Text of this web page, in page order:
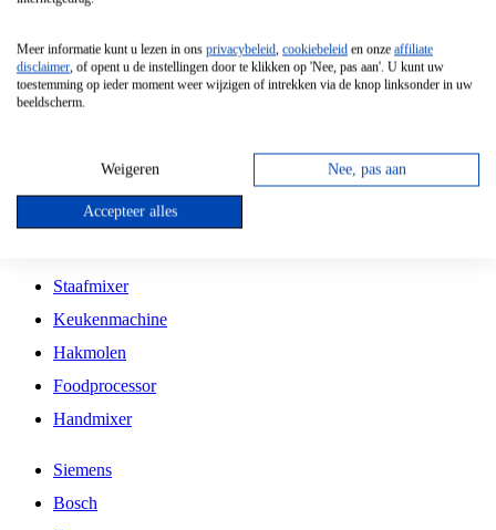
Vrijstaande Magnetron
Vrijstaande Kookplaat
Inbouw Gaskookplaat
Inbouw Keramische Kookplaat
Kookplaat Accessoires
Staafmixer
Keukenmachine
Hakmolen
Foodprocessor
Handmixer
Siemens
Bosch
Meer informatie kunt u lezen in ons privacybeleid, cookiebeleid en onze affiliate
disclaimer, of opent u de instellingen door te klikken op 'Nee, pas aan'. U kunt uw
toestemming op ieder moment weer wijzigen of intrekken via de knop linksonder in uw
beeldscherm.
Weigeren Nee, pas aan
Accepteer alles